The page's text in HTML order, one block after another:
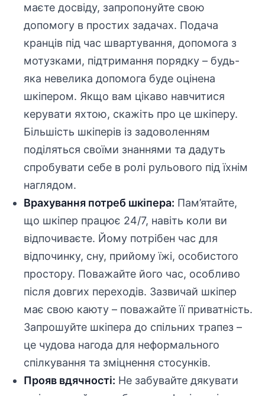
маєте досвіду, запропонуйте свою
допомогу в простих задачах. Подача
кранців під час швартування, допомога з
мотузками, підтримання порядку – будь-
яка невелика допомога буде оцінена
шкіпером. Якщо вам цікаво навчитися
керувати яхтою, скажіть про це шкіперу.
Більшість шкіперів із задоволенням
поділяться своїми знаннями та дадуть
спробувати себе в ролі рульового під їхнім
наглядом.
Врахування потреб шкіпера: Пам’ятайте,
що шкіпер працює 24/7, навіть коли ви
відпочиваєте. Йому потрібен час для
відпочинку, сну, прийому їжі, особистого
простору. Поважайте його час, особливо
після довгих переходів. Зазвичай шкіпер
має свою каюту – поважайте її приватність.
Запрошуйте шкіпера до спільних трапез –
це чудова нагода для неформального
спілкування та зміцнення стосунків.
Прояв вдячності: Не забувайте дякувати